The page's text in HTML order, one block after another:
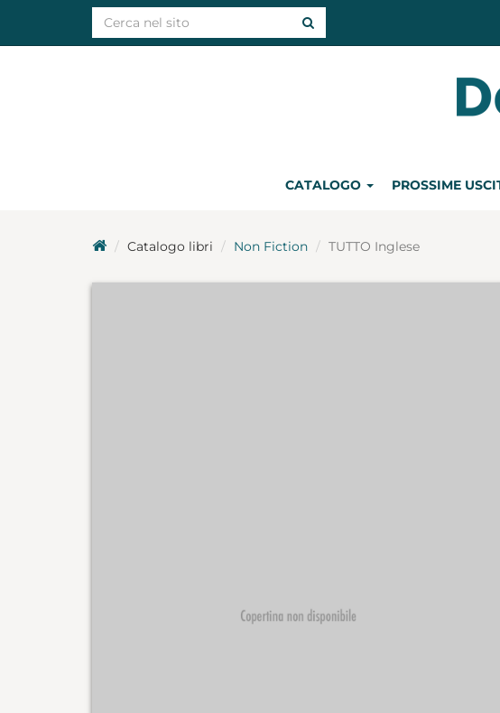
CATALOGO PROSSIME
Catalogo libri Non Fiction TUTTO Inglese